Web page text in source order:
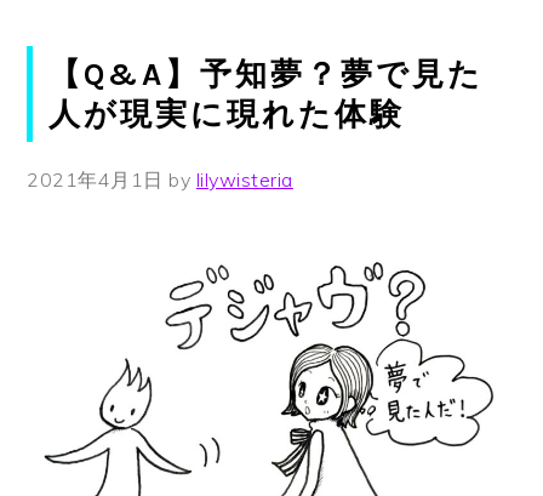
【Q&A】予知夢？夢で見た
人が現実に現れた体験
2021年4月1日 by lilywisteria